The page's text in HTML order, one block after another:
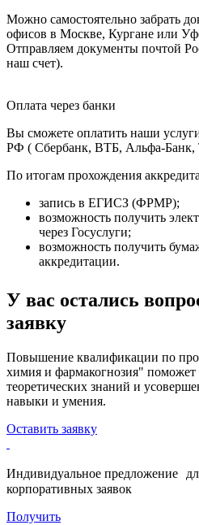
Можно самостоятельно забрать
офисов в Москве, Кургане или
Отправляем документы почтой
наш счет).
Оплата через банки
Вы сможете оплатить наши
РФ ( Сбербанк, ВТБ, Альфа-Банк,
По итогам прохождения
запись в ЕГИСЗ (ФРМР);
возможность получить
через Госуслуги;
возможность получить
аккредитации.
У вас остались
заявку
Повышение квалификации по
химия и фармакогнозия" поможет
теоретических знаний и
навыки и умения.
Оставить заявку
Индивидуальное предложение
корпоративных заявок
Получить